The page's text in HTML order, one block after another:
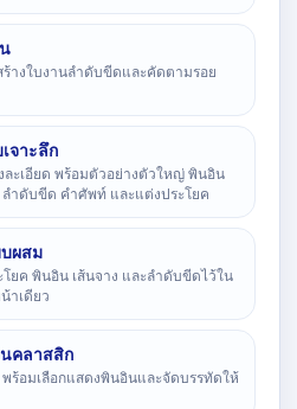
างใบงานลำดับขีดและคัดตามรอย
จาะลึก
ละเอียด พร้อมตัวอย่างตัวใหญ่ พินอิน
ลำดับขีด คำศัพท์ และแต่งประโยค
ผสม
ยค พินอิน เส้นจาง และลำดับขีดไว้ใน
าเดียว
คลาสสิก
ร้อมเลือกแสดงพินอินและจัดบรรทัดให้